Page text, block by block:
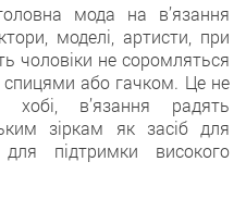
мода на в’язання
моделі, артисти, при
чоловіки не соромляться
спицями або гачком. Це не
в’язання радять
зіркам як засіб для
підтримки високого